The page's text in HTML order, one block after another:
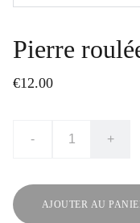
Pierre
€12.00
- +
AJOUTER AU